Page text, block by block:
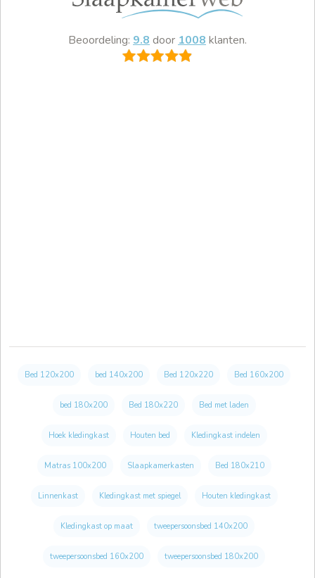
Beoordeling: 9.8 door 1008 klanten.
Bed 120x200 bed 140x200 Bed 120x220 Bed 160x200
bed 180x200 Bed 180x220 Bed met laden
Hoek kledingkast Houten bed Kledingkast indelen
Matras 100x200 Slaapkamerkasten Bed 180x210
Linnenkast Kledingkast met spiegel Houten kledingkast
Kledingkast op maat tweepersoonsbed 140x200
tweepersoonsbed 160x200 tweepersoonsbed 180x200